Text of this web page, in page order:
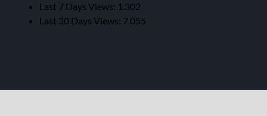
Last 7 Days Views: 1.302
Last 30 Days Views: 7.055